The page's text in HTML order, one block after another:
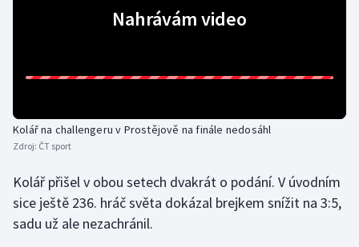
Jezdectví
Judo
Krasobruslení
Nahrávám video
Kolář na challengeru v Prostějově na finále nedosáhl
Zdroj: ČT sport
Kolář přišel v obou setech dvakrát o podání. V úvodním
sice ještě 236. hráč světa dokázal brejkem snížit na 3:5,
sadu už ale nezachránil.